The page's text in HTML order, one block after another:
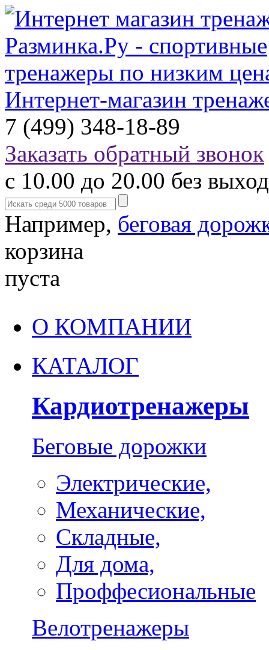
Интернет-магазин
7 (499) 348-18-89
Заказать обратный звонок
с 10.00 до 20.00 без
Например, беговая
корзина
пуста
О КОМПАНИИ
КАТАЛОГ
Кардиотренажеры
Беговые дорожки
Электрические,
Механические,
Складные,
Для дома,
Проффесиональные
Велотренажеры